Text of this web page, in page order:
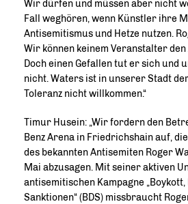
Wir dürfen und müssen aber nicht
Fall weghören, wenn Künstler ihre
Antisemitismus und Hetze nutzen.
Wir können keinem Veranstalter
Doch einen Gefallen tut er sich und
nicht. Waters ist in unserer Stadt
Toleranz nicht willkommen.“
Timur Husein: „Wir fordern den
Benz Arena in Friedrichshain auf,
des bekannten Antisemiten Roger
Mai abzusagen. Mit seiner aktiven
antisemitischen Kampagne
Sanktionen“ (BDS) missbraucht